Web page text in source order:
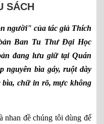
SÁCH
người" của tác giả Thích
Ban Tu Thư Đại Học
đang lưu giữ tại Quán
nguyên bìa gáy, ruột dày
bìa, chữ in rõ, mực không
đề chúng tôi dùng để